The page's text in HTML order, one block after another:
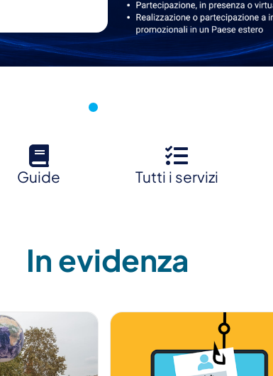
Guide Tutti i servizi
In evidenza